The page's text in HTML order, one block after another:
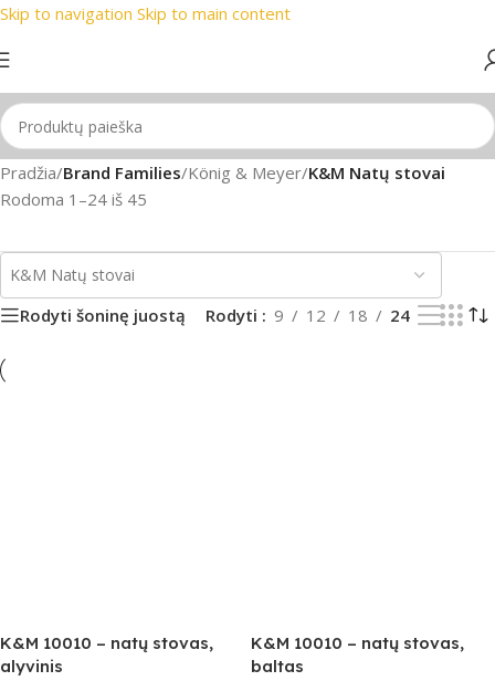
Skip to navigation Skip to main content
prekių ženklai 📦 Nemokamas
Pradžia/Brand Families/König & Meyer/K&M Natų stovai
Rodoma 1–24 iš 45
Rodyti šoninę juostą Rodyti 9 12 18 24
K&M 10010 – natų stovas,
alyvinis
K&M 10010 – natų stovas,
baltas